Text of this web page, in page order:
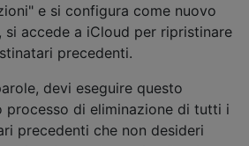
e si configura come nuovo
si accede a iCloud per ripristinare
precedenti.
devi eseguire questo
processo di eliminazione di tutti i
precedenti che non desideri